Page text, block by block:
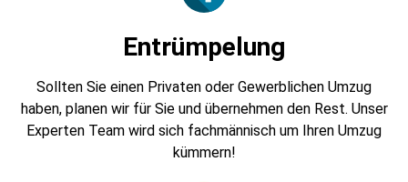
Entrümpelung
Sollten Sie einen Privaten oder Gewerblichen Umzug
haben, planen wir für Sie und übernehmen den Rest. Unser
Experten Team wird sich fachmännisch um Ihren Umzug
kümmern!